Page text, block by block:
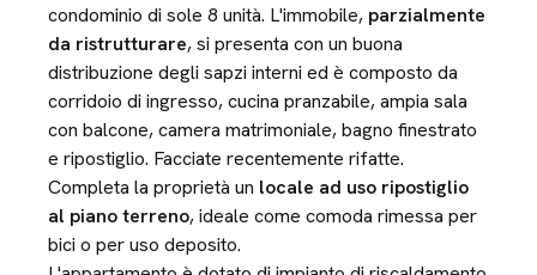
condominio di sole 8 unità. L'immobile, parzialmente
da ristrutturare, si presenta con un buona
distribuzione degli sapzi interni ed è composto da
corridoio di ingresso, cucina pranzabile, ampia sala
con balcone, camera matrimoniale, bagno finestrato
e ripostiglio. Facciate recentemente rifatte.
Completa la proprietà un locale ad uso ripostiglio
al piano terreno, ideale come comoda rimessa per
bici o per uso deposito.